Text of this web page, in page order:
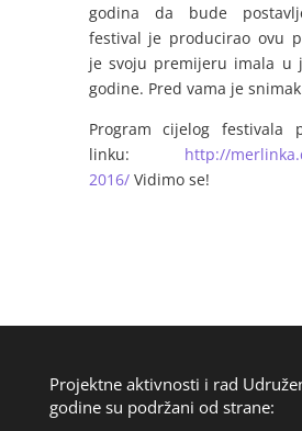
godina da bude
festival je producirao ovu
je svoju premijeru imala u
godine. Pred vama je
Program cijelog festivala
linku: http://
2016/Vidimo se!
Projektne aktivnosti i rad
godine su podržani od strane: